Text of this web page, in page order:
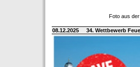
Foto aus
08.12.2025 34. Wettbewerb